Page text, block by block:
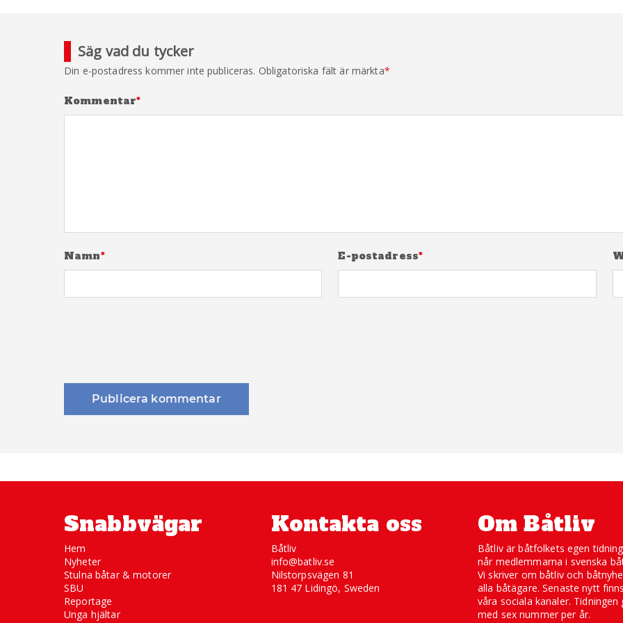
Säg vad du tycker
Din e-postadress kommer inte publiceras. Obligatoriska fält är märkta*
Kommentar*
Namn* E-postadress*
Snabbvägar
Hem
Nyheter
Stulna båtar & motorer
SBU
Reportage
Unga hjältar
Kontakta oss
Båtliv
info@batliv.se
Nilstorpsvägen 81
181 47 Lidingö, Sweden
Om Båtliv
Båtliv är båtfolkets egen
når medlemmarna i svenska
Vi skriver om båtliv och
alla båtägare. Senaste nytt
våra sociala kanaler. Tidningen
med sex nummer per år.